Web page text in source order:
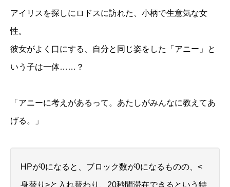
アイリスを探しにロドスに訪れた、小柄で生意気な女
性。
彼女がよく口にする、自分と同じ姿をした「アニー」と
いう子は一体……？
「アニーに考えがあるって。あたしがみんなに教えてあ
げる。」
HPが0になると、ブロック数が0になるものの、<
身替り>と入れ替わり、20秒間滞在できるという特